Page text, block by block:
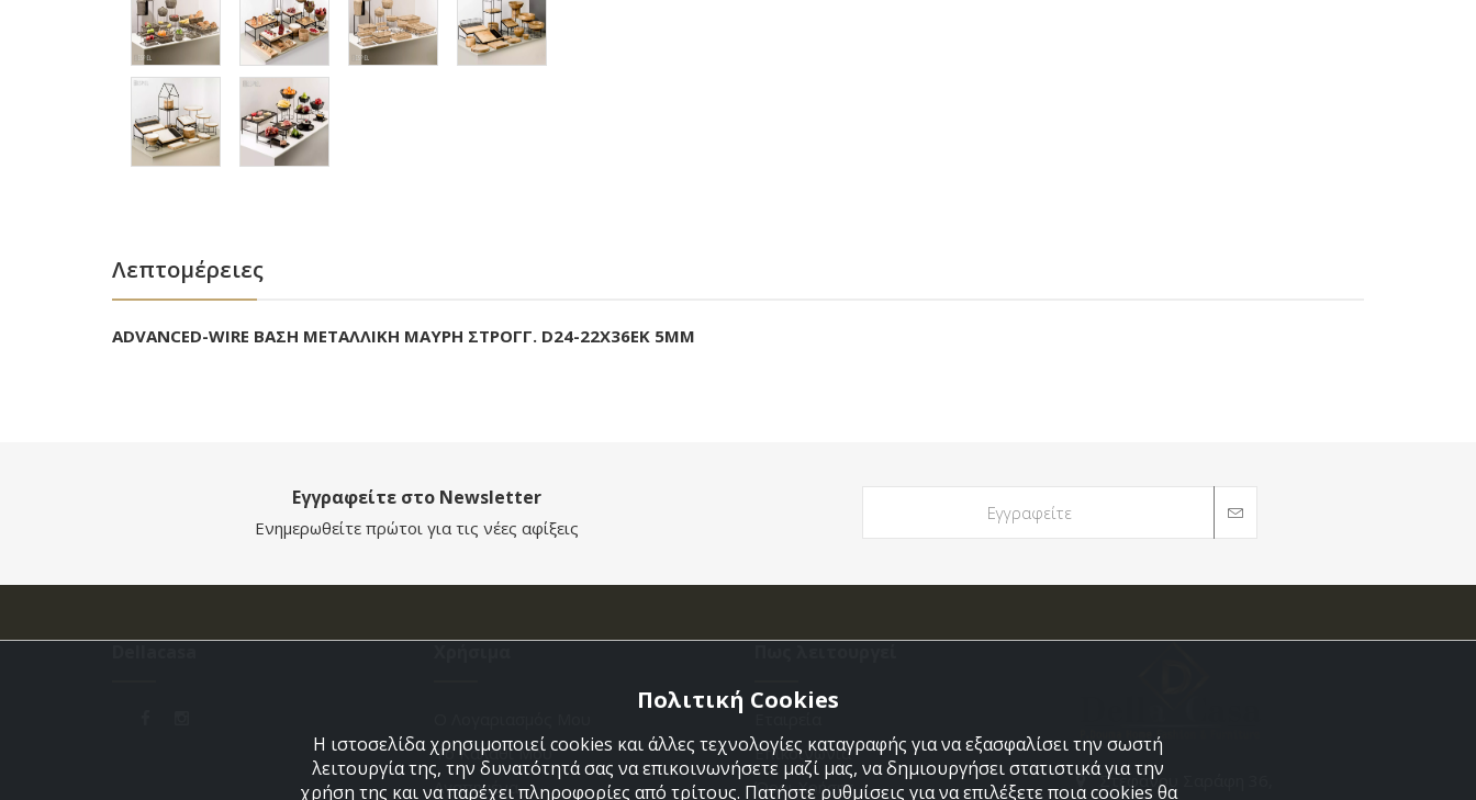
Λεπτομέρειες
ADVANCED-WIRE ΒΑΣΗ ΜΕΤΑΛΛΙΚΗ ΜΑΥΡΗ ΣΤΡΟΓΓ. D24-22X36EK 5ΜΜ
Εγγραφείτε στο Newsletter
Ενημερωθείτε πρώτοι για τις νέες αφίξεις
Το Καλάθι Μου
Αγαπημένα
Επικοινωνια
Όροι Χρήσης
Στεφάνου Σαράφη 36,
Πολιτική Cookies
Η ιστοσελίδα χρησιμοποιεί cookies και άλλες τεχνολογίες καταγραφής για να εξασφαλίσει την σωστή
λειτουργία της, την δυνατότητά σας να επικοινωνήσετε μαζί μας, να δημιουργήσει στατιστικά για την
χρήση της και να παρέχει πληροφορίες από τρίτους. Πατήστε ρυθμίσεις για να επιλέξετε ποια cookies θα